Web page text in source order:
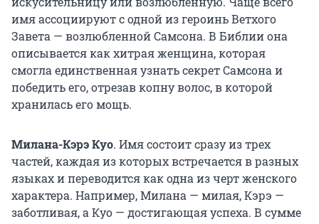
имя ассоциируют с одной из героинь Ветхого
Завета — возлюбленной Самсона. В Библии она
описывается как хитрая женщина, которая
смогла единственная узнать секрет Самсона и
победить его, отрезав копну волос, в которой
хранилась его мощь.
Милана-Кэрэ Куо. Имя состоит сразу из трех
частей, каждая из которых встречается в разных
языках и переводится как одна из черт женского
характера. Например, Милана — милая, Кэрэ —
заботливая, а Куо — достигающая успеха. В сумме